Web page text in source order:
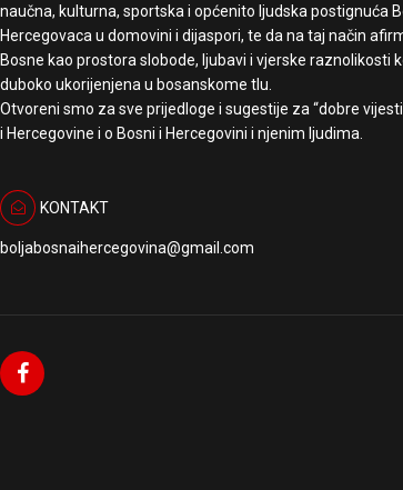
naučna, kulturna, sportska i općenito ljudska postignuća
Hercegovaca u domovini i dijaspori, te da na taj način
Bosne kao prostora slobode, ljubavi i vjerske raznolikosti
duboko ukorijenjena u bosanskome tlu.
Otvoreni smo za sve prijedloge i sugestije za “dobre
i Hercegovine i o Bosni i Hercegovini i njenim ljudima.
KONTAKT
boljabosnaihercegovina@gmail.com